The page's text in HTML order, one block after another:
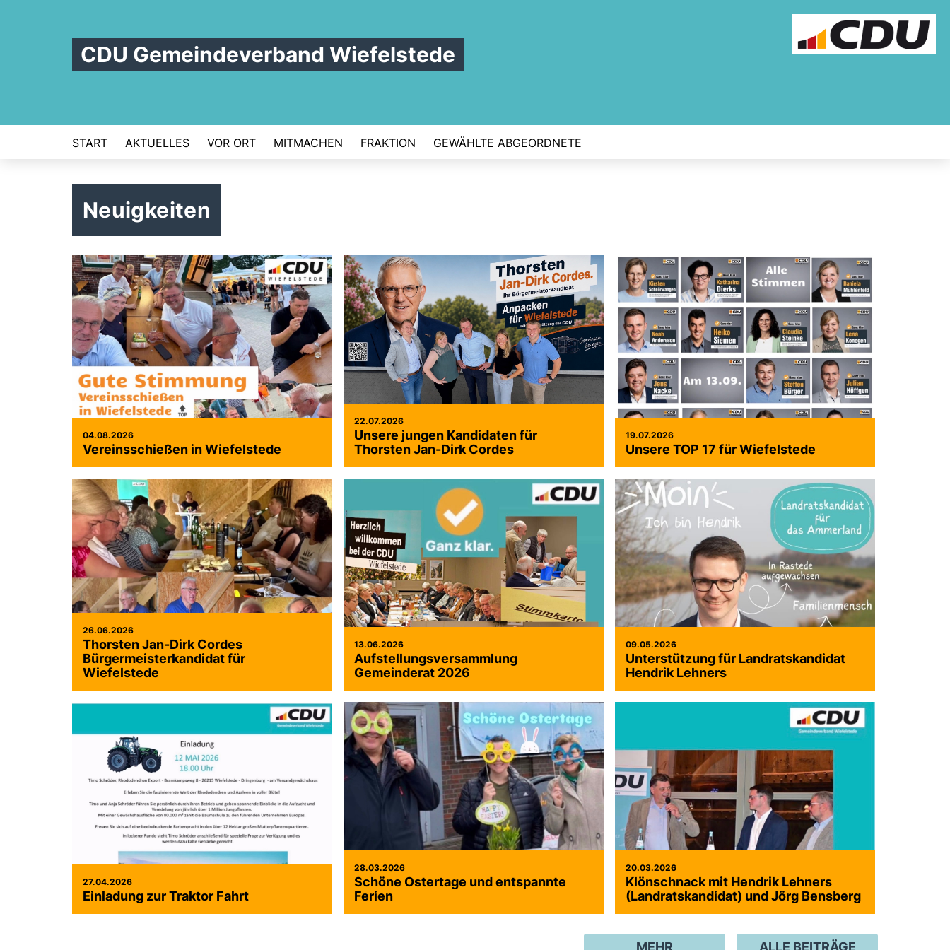
CDU Gemeindeverband Wiefelstede
START AKTUELLES VOR ORT MITMACHEN FRAKTION GEWÄHLTE ABGEORDNETE
Neuigkeiten
04.08.2026
Vereinsschießen in Wiefelstede
22.07.2026
Unsere jungen Kandidaten für
Thorsten Jan-Dirk Cordes
19.07.2026
Unsere TOP 17 für Wiefelstede
26.06.2026
Thorsten Jan-Dirk Cordes
Bürgermeisterkandidat für
Wiefelstede
13.06.2026
Aufstellungsversammlung
Gemeinderat 2026
09.05.2026
Unterstützung für Landratskandidat
Hendrik Lehners
27.04.2026
Einladung zur Traktor Fahrt
28.03.2026
Schöne Ostertage und entspannte
Ferien
20.03.2026
Klönschnack mit Hendrik Lehners
(Landratskandidat) und Jörg Bensberg
ALLE BEITRÄGE
MEHR